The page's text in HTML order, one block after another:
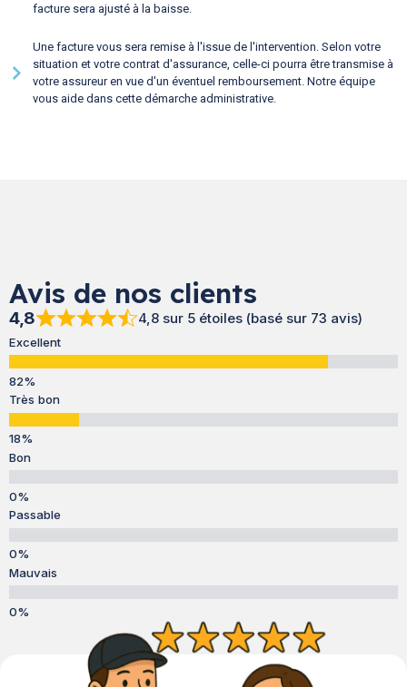
facture sera ajusté à la baisse.
Une facture vous sera remise à l'issue de l'intervention. Selon votre
situation et votre contrat d'assurance, celle-ci pourra être transmise à
votre assureur en vue d'un éventuel remboursement. Notre équipe
vous aide dans cette démarche administrative.
Avis de nos clients
4,8 4,8 sur 5 étoiles (basé sur 73 avis)
Excellent
Très bon
Bon
Passable
Mauvais